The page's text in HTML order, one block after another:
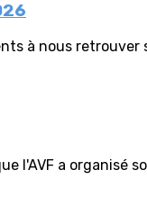
à nous retrouver
l'AVF a organisé